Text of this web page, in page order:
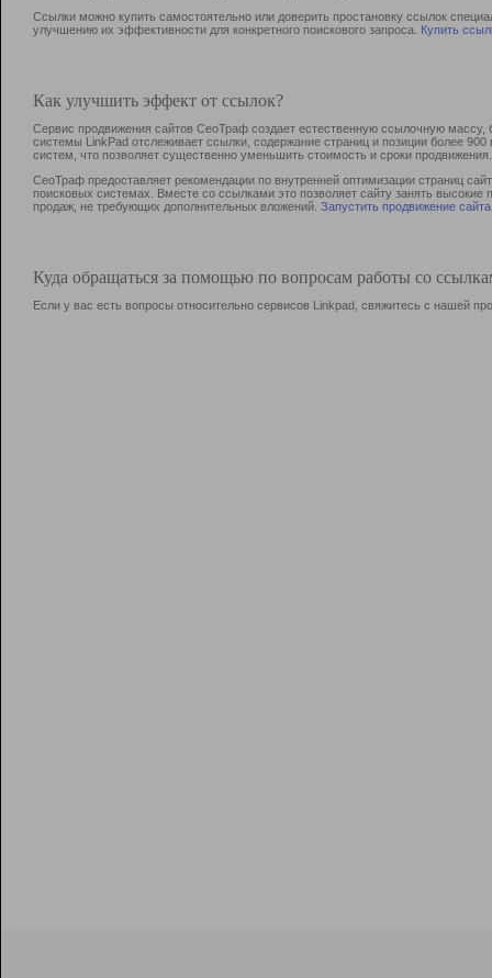
Ссылки можно купить самостоятельно или доверить простановку ссылок
улучшению их эффективности для конкретного поискового запроса. Купить
Как улучшить эффект от ссылок?
Сервис продвижения сайтов СеоТраф создает естественную ссылочную
системы LinkPad отслеживает ссылки, содержание страниц и позиции более
систем, что позволяет существенно уменьшить стоимость и сроки продвижения.
СеоТраф предоставляет рекомендации по внутренней оптимизации страниц
поисковых системах. Вместе со ссылками это позволяет сайту занять
продаж, не требующих дополнительных вложений. Запустить продвижение сайта
Куда обращаться за помощью по вопросам работы со
Если у вас есть вопросы относительно сервисов Linkpad, свяжитесь с нашей